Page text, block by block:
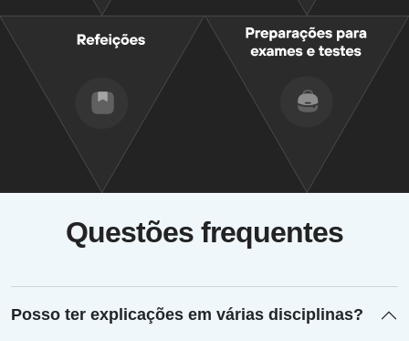
Questões frequentes
Posso ter explicações em várias disciplinas?